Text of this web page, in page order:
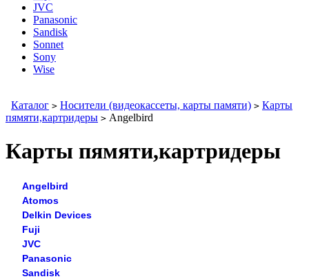
JVC
Panasonic
Sandisk
Sonnet
Sony
Wise
Каталог > Носители (видеокассеты, карты памяти) > Карты
пямяти,картридеры > Angelbird
Карты пямяти,картридеры
Angelbird
Atomos
Delkin Devices
Fuji
JVC
Panasonic
Sandisk